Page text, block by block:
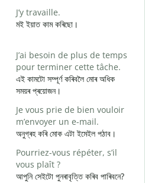
J’y travaille.
মই ইয়াত কাম কৰিছো।
J’ai besoin de plus de temps
pour terminer cette tâche.
এই কামটো সম্পূৰ্ণ কৰিবলৈ মোৰ অধিক
সময়ৰ প্ৰয়োজন।
Je vous prie de bien vouloir
m’envoyer un e-mail.
অনুগ্ৰহ কৰি মোক এটা ইমেইল পঠাব।
Pourriez-vous répéter, s’il
vous plaît ?
আপুনি সেইটো পুনৰাবৃত্তি কৰিব পাৰিবনে?